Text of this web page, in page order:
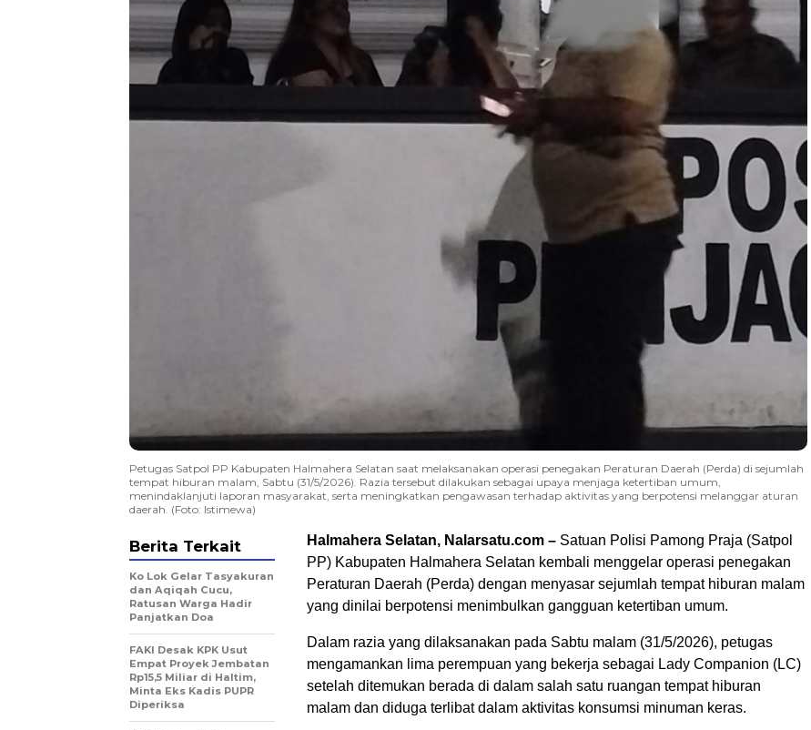
Petugas Satpol PP Kabupaten Halmahera Selatan saat melaksanakan operasi penegakan Peraturan Daerah (Perda) di sejumlah
tempat hiburan malam, Sabtu (31/5/2026). Razia tersebut dilakukan sebagai upaya menjaga ketertiban umum,
menindaklanjuti laporan masyarakat, serta meningkatkan pengawasan terhadap aktivitas yang berpotensi melanggar aturan
daerah. (Foto: Istimewa)
Halmahera Selatan, Nalarsatu.com – Satuan Polisi Pamong Praja (Satpol
PP) Kabupaten Halmahera Selatan kembali menggelar operasi penegakan
Peraturan Daerah (Perda) dengan menyasar sejumlah tempat hiburan malam
yang dinilai berpotensi menimbulkan gangguan ketertiban umum.
Dalam razia yang dilaksanakan pada Sabtu malam (31/5/2026), petugas
mengamankan lima perempuan yang bekerja sebagai Lady Companion (LC)
setelah ditemukan berada di dalam salah satu ruangan tempat hiburan
malam dan diduga terlibat dalam aktivitas konsumsi minuman keras.
Berita Terkait
Ko Lok Gelar Tasyakuran
dan Aqiqah Cucu,
Ratusan Warga Hadir
Panjatkan Doa
FAKI Desak KPK Usut
Empat Proyek Jembatan
Rp15,5 Miliar di Haltim,
Minta Eks Kadis PUPR
Diperiksa